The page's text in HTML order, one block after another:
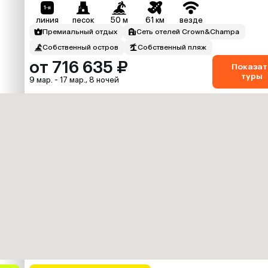
линия песок 50 м 61 км везде
Премиальный отдых
Сеть отелей Crown&Champa
Собственный остров
Собственный пляж
от 716 635 ₽
9 мар. - 17 мар., 8 ночей
туры